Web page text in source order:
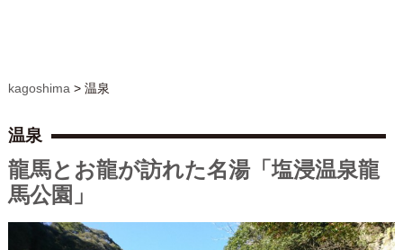
kagoshima > 温泉
温泉
龍馬とお龍が訪れた名湯「塩浸温泉龍
馬公園」